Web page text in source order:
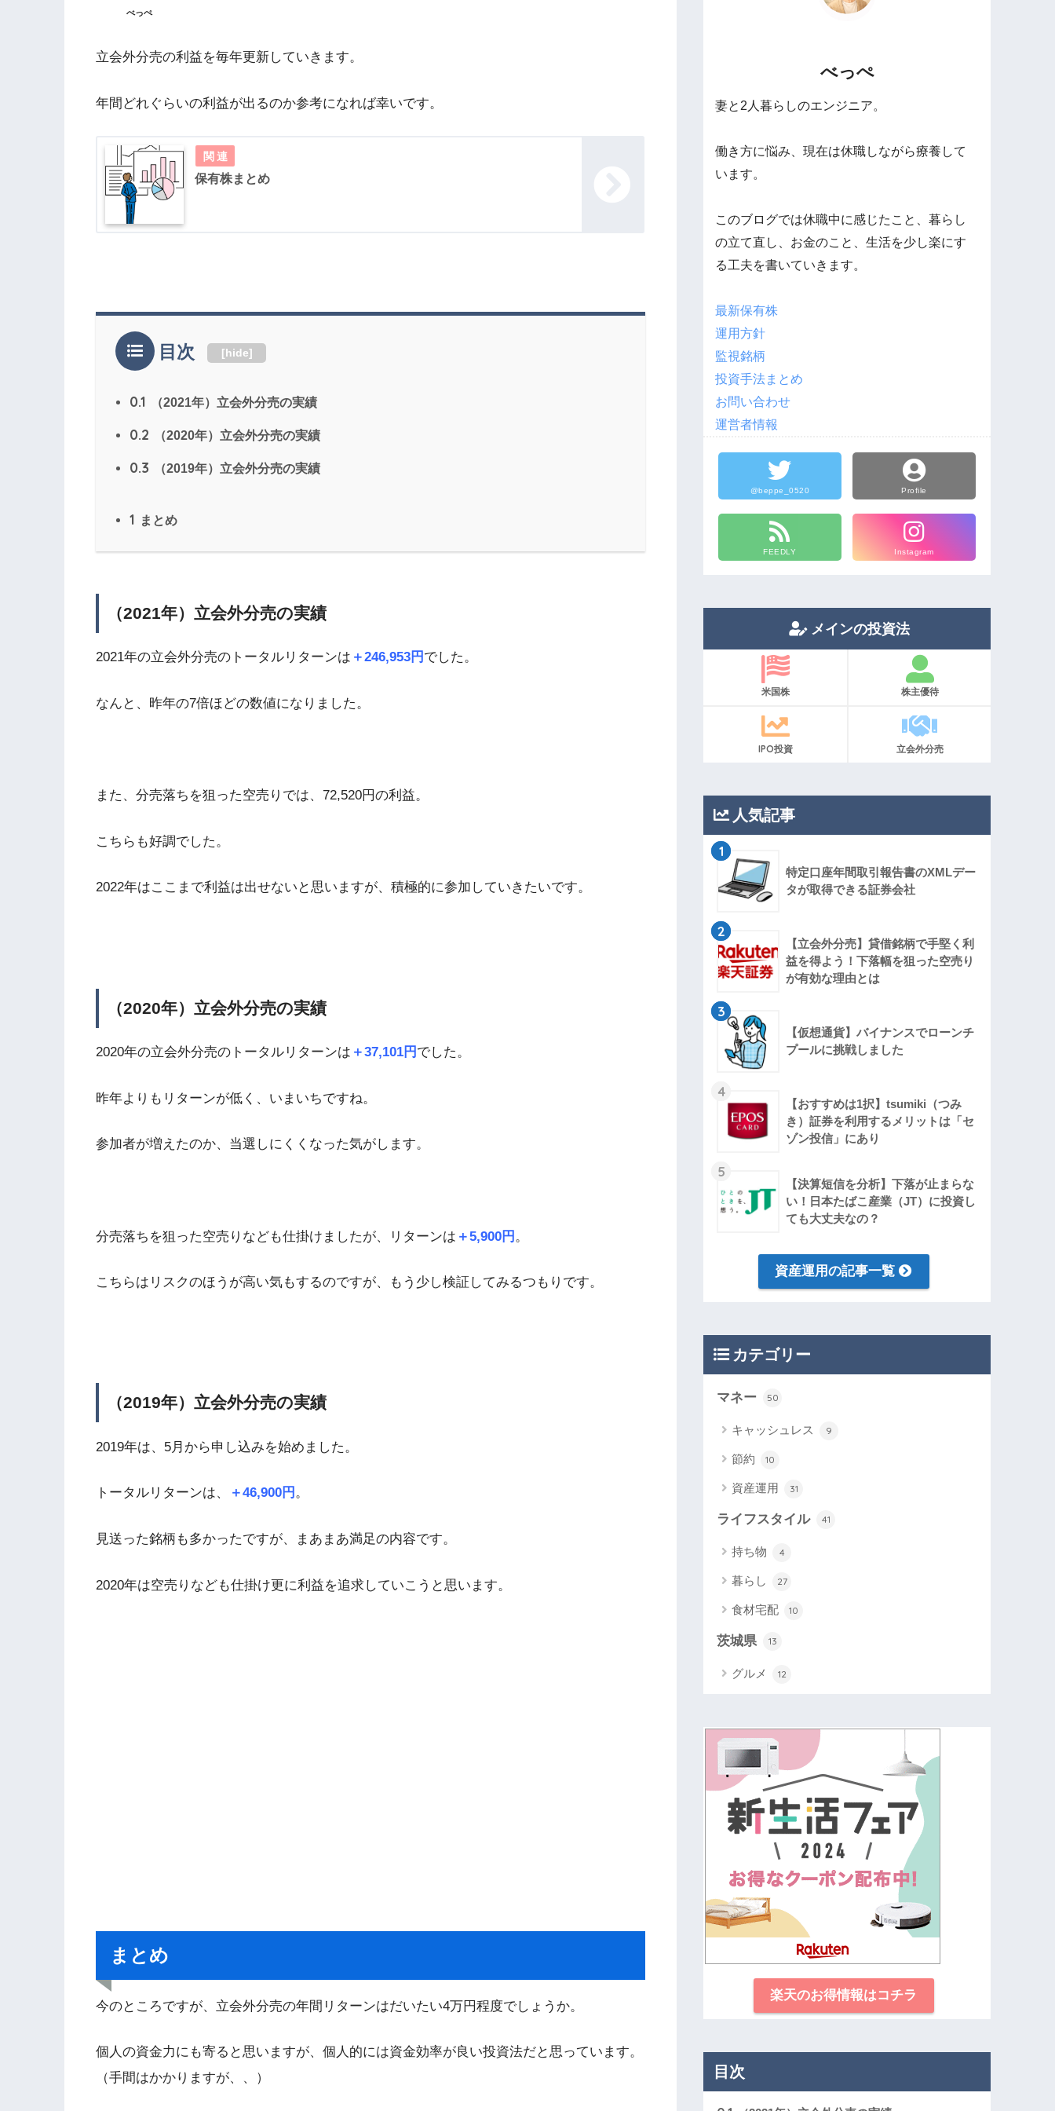
べっぺ
立会外分売の利益を毎年更新していきます。
年間どれぐらいの利益が出るのか参考になれば幸いです。
保有株まとめ
目次 [hide]
0.1 （2021年）立会外分売の実績
0.2 （2020年）立会外分売の実績
0.3 （2019年）立会外分売の実績
1 まとめ
（2021年）立会外分売の実績
2021年の立会外分売のトータルリターンは ＋246,953円 でした。
なんと、昨年の7倍ほどの数値になりました。
また、分売落ちを狙った空売りでは、72,520円の利益。
こちらも好調でした。
2022年はここまで利益は出せないと思いますが、積極的に参加していきたいです。
（2020年）立会外分売の実績
2020年の立会外分売のトータルリターンは ＋37,101円 でした。
昨年よりもリターンが低く、いまいちですね。
参加者が増えたのか、当選しにくくなった気がします。
分売落ちを狙った空売りなども仕掛けましたが、リターンは ＋5,900円 。
こちらはリスクのほうが高い気もするのですが、もう少し検証してみるつもりです。
（2019年）立会外分売の実績
2019年は、5月から申し込みを始めました。
トータルリターンは、 ＋46,900円 。
見送った銘柄も多かったですが、まあまあ満足の内容です。
2020年は空売りなども仕掛け更に利益を追求していこうと思います。
まとめ
今のところですが、立会外分売の年間リターンはだいたい4万円程度でしょうか。
個人の資金力にも寄ると思いますが、個人的には資金効率が良い投資法だと思っています。
（手間はかかりますが、、）
べっぺ
妻と2人暮らしのエンジニア。
働き方に悩み、現在は休職しながら療養して
います。
このブログでは休職中に感じたこと、暮らし
の立て直し、お金のこと、生活を少し楽にす
る工夫を書いていきます。
最新保有株
運用方針
監視銘柄
投資手法まとめ
お問い合わせ
運営者情報
@beppe_0520 Profile
FEEDLY Instagram
メインの投資法
米国株 株主優待
IPO投資 立会外分売
人気記事
1
特定口座年間取引報告書のXMLデー
タが取得できる証券会社
2
【立会外分売】貸借銘柄で手堅く利
益を得よう！下落幅を狙った空売り
が有効な理由とは
3
【仮想通貨】バイナンスでローンチ
プールに挑戦しました
4
【おすすめは1択】tsumiki（つみ
き）証券を利用するメリットは「セ
ゾン投信」にあり
5
【決算短信を分析】下落が止まらな
い！日本たばこ産業（JT）に投資し
ても大丈夫なの？
資産運用の記事一覧
カテゴリー
マネー 50
キャッシュレス 9
節約 10
資産運用 31
ライフスタイル 41
持ち物 4
暮らし 27
食材宅配 10
茨城県 13
グルメ 12
楽天のお得情報はコチラ
目次